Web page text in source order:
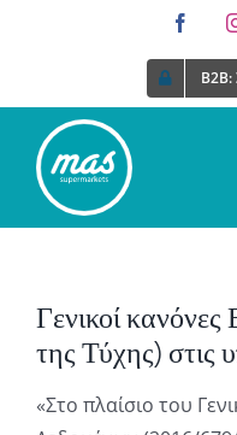
Γενικοί
της Τύχης) στις
«Στο πλαίσιο του